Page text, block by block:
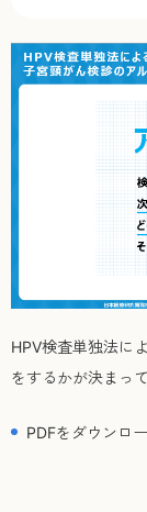
HPV検査単独法に
をするかが決まっ
PDFをダウンロ